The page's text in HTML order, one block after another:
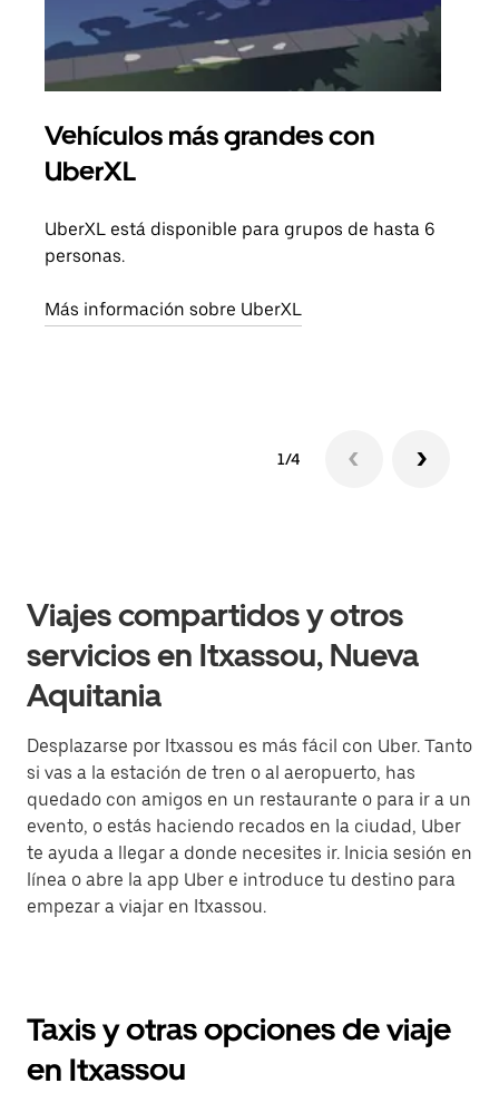
Vehículos más grandes con
UberXL
UberXL está disponible para grupos de hasta 6
personas.
Más información sobre UberXL
1/4
Viajes compartidos y otros
servicios en Itxassou, Nueva
Aquitania
Desplazarse por Itxassou es más fácil con Uber. Tanto
si vas a la estación de tren o al aeropuerto, has
quedado con amigos en un restaurante o para ir a un
evento, o estás haciendo recados en la ciudad, Uber
te ayuda a llegar a donde necesites ir. Inicia sesión en
línea o abre la app Uber e introduce tu destino para
empezar a viajar en Itxassou.
Taxis y otras opciones de viaje
en Itxassou